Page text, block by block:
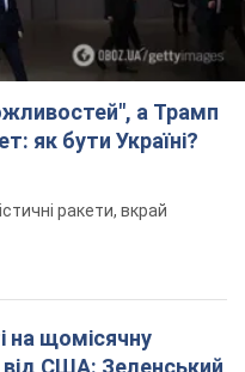
а Трамп
як бути Україні?
ракети, вкрай
на щомісячну
США: Зеленський